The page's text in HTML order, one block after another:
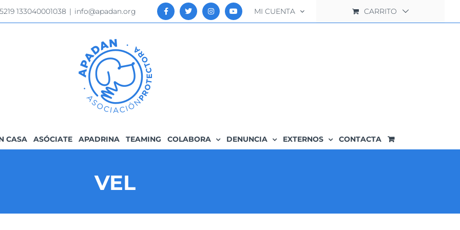
133040001038 | info@apadan.org MI CUENTA CARRITO
CASA ASÓCIATE APADRINA TEAMING COLABORA DENUNCIA EXTERNOS CONTACTA
VEL